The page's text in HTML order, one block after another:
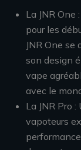
La JNR
pour les
JNR One
son design
vape
avec le
La JNR Pro
vapoteurs